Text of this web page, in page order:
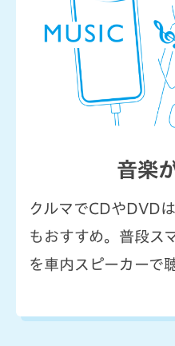
音楽
クルマでCDやDVD
もおすすめ。普段ス
を車内スピーカーで